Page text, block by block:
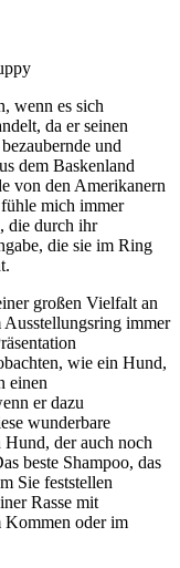
wenn es sich
da er seinen
und
dem Baskenland
von den Amerikanern
mich immer
die durch ihr
die sie im Ring
großen Vielfalt an
immer
wie ein Hund,
einen
er dazu
wunderbare
der auch noch
beste Shampoo, das
Sie feststellen
Rasse mit
Kommen oder im